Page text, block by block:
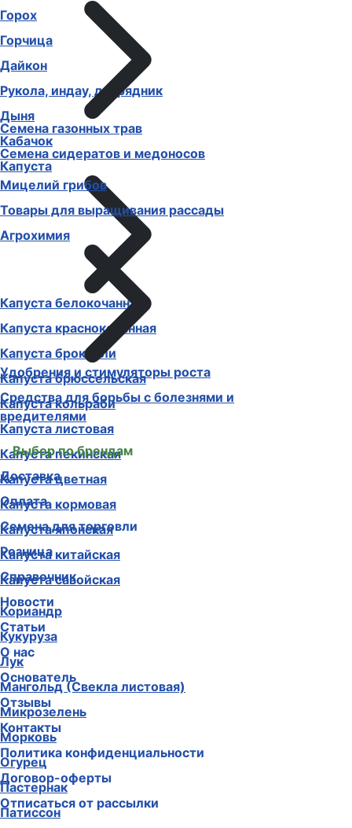
Горох
Горчица
Дайкон
Рукола, индау, двурядник
Дыня
Кабачок
Капуста
Капуста белокочанная
Капуста краснокочанная
Капуста брокколи
Капуста брюссельская
Капуста кольраби
Капуста листовая
Капуста пекинская
Капуста цветная
Капуста кормовая
Капуста японская
Капуста китайская
Капуста савойская
Кориандр
Кукуруза
Лук
Мангольд (Свекла листовая)
Микрозелень
Морковь
Огурец
Пастернак
Патиссон
Семена газонных трав
Семена сидератов и медоносов
Мицелий грибов
Товары для выращивания рассады
Агрохимия
Удобрения и стимуляторы роста
Средства для борьбы с болезнями и
вредителями
Выбор по брендам
Доставка
Оплата
Семена для торговли
Розница
Справочник
Новости
Статьи
О нас
Основатель
Отзывы
Контакты
Политика конфиденциальности
Договор-оферты
Отписаться от рассылки